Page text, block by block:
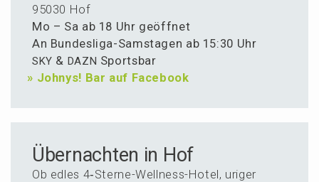
95030 Hof
Mo – Sa ab 18 Uhr geöffnet
An Bundes­li­ga-Samsta­gen ab 15:30 Uhr
SKY & DAZN Sportsbar
» Johnys! Bar auf Facebook
Über­nachten in Hof
Ob edles 4‑Ster­ne-Wellness-Hotel, uriger